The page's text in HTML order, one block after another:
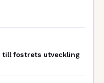
till fostrets utveckling